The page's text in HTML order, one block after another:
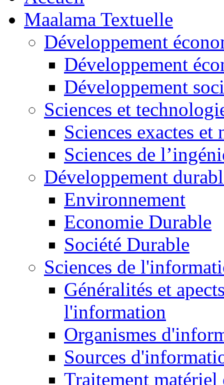
Maalama Textuelle
Développement
Développement
Développement
Sciences et
Sciences exactes et
Sciences de
Développement
Environnement
Economie Durable
Société Durable
Sciences de
Généralités et
l'information
Organismes
Sources
Traitement matériel